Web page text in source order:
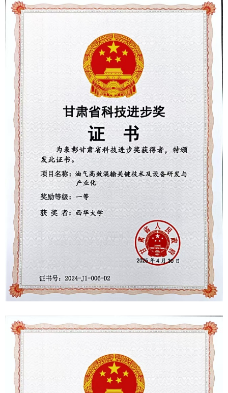
教职工
校友
考生
OA
教务系统
办事大厅
信息门户
西华易班
图书馆
EN